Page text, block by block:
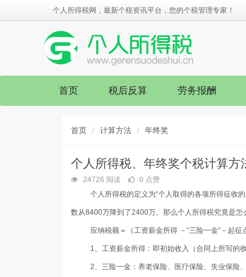
个人所得税网，最新个税资讯平台，您的个税管理专家！
首页 税后反算 劳务报酬
首页 计算方法 年终奖
个人所得税、年终奖个税计算方
24726 阅读
0 点赞
个人所得税的定义为“个人取得的各项所得征收的
数从8400万降到了2400万。那么个人所得税究竟是怎
应纳税额＝（工资薪金所得 －“三险一金”－起
1、工资薪金所得 ：即初始收入（合同上所写的收
2、三险一金 ：养老保险、医疗保险、失业保险